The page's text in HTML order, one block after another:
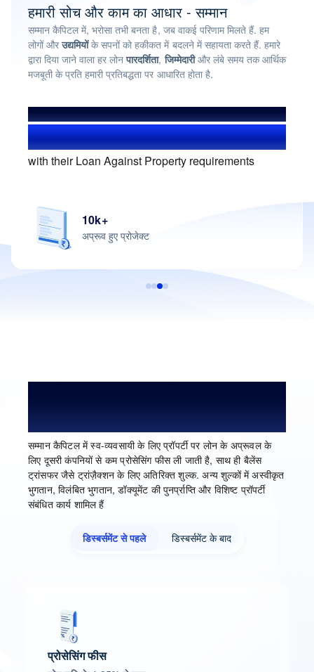
हमारी सोच और काम का आधार - सम्मान
सम्मान कैपिटल में, भरोसा तभी बनता है, जब वाकई परिणाम मिलते हैं. हम
लोगों औरउद्यमियोंके सपनों को हकीकत में बदलने में सहायता करते हैं. हमारे
द्वारा दिया जाने वाला हर लोनपारदर्शिता,जिम्मेदारीऔर लंबे समय तक आर्थिक
मजबूती के प्रति हमारी प्रतिबद्धता पर आधारित होता है.
हमसे हुए लाभान्वित
1.4+ मिलियन यूज़र्स
with their Loan Against Property requirements
25+ वर्ष
की हाउसिंग फाइनेंस में विशेषज्ञता
सम्मान कैपिटल में स्व-व्यवसायी के लिए प्रॉपर्टी पर लोन के अप्रूवल के
लिए दूसरी कंपनियों से कम प्रोसेसिंग फीस ली जाती है, साथ ही बैलेंस
ट्रांसफर जैसे ट्रांज़ैक्शन के लिए अतिरिक्त शुल्क. अन्य शुल्कों में अस्वीकृत
भुगतान, विलंबित भुगतान, डॉक्यूमेंट की पुनर्प्राप्ति और विशिष्ट प्रॉपर्टी
संबंधित कार्य शामिल हैं
डिस्बर्समेंट से पहले डिस्बर्समेंट के बाद
प्रोसेसिंग फीस